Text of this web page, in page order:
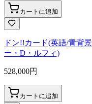
カートに追加
ドン!!カード(英語/青背
ー・D・ルフィ)
528,000円
カートに追加